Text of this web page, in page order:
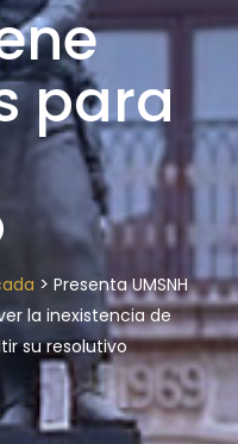
para
> Presenta UMSNH
la inexistencia de
su resolutivo